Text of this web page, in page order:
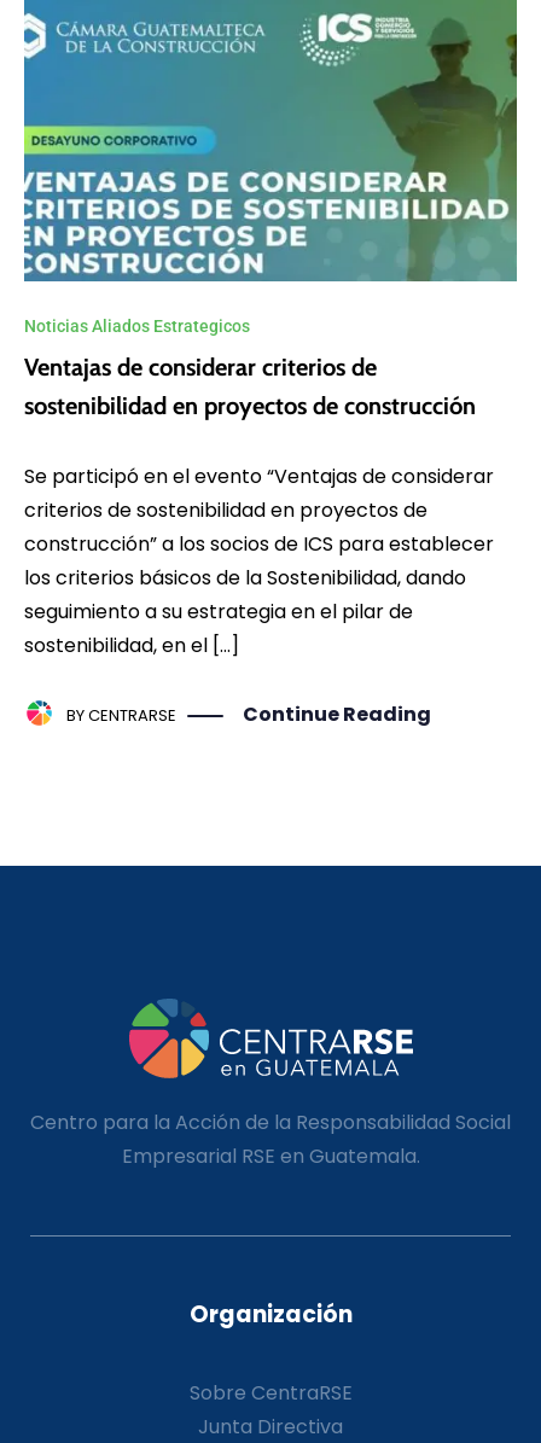
Noticias Aliados Estrategicos
Ventajas de considerar criterios de
sostenibilidad en proyectos de construcción
Se participó en el evento “Ventajas de considerar
criterios de sostenibilidad en proyectos de
construcción” a los socios de ICS para establecer
los criterios básicos de la Sostenibilidad, dando
seguimiento a su estrategia en el pilar de
sostenibilidad, en el […]
BYCENTRARSE Continue Reading
Centro para la Acción de la Responsabilidad Social
Empresarial RSE en Guatemala.
Organización
Sobre CentraRSE
Junta Directiva